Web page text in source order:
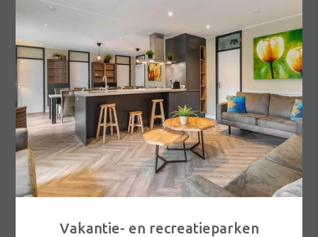
Vakantie- en recreatieparken